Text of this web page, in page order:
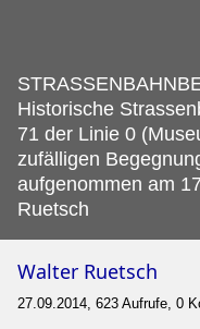
Historische
71 der Linie 0
zufälligen
aufgenommen am
Ruetsch
Walter Ruetsch
27.09.2014, 623 Aufrufe, 0